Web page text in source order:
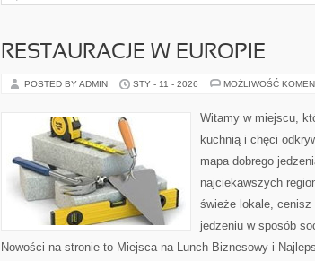
RESTAURACJE W EUROPIE
POSTED BY ADMIN STY - 11 - 2026 MOŻLIWOŚĆ
Witamy w miejscu,
kuchnią i chęci
mapa dobrego
najciekawszych
świeże lokale,
jedzeniu w sposób
Nowości na stronie to Miejsca na Lunch Biznesowy i